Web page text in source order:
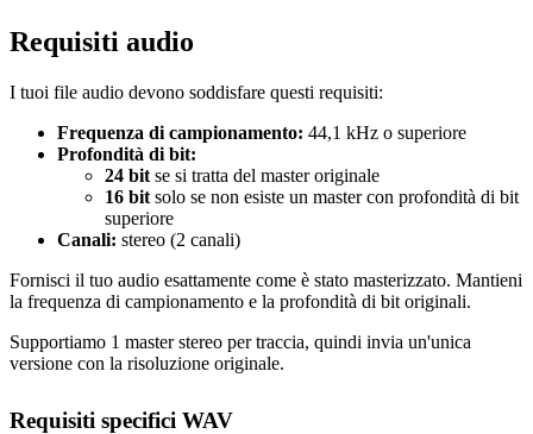
Requisiti audio
I tuoi file audio devono soddisfare questi requisiti:
Frequenza di campionamento: 44,1 kHz o superiore
Profondità di bit:
24 bit se si tratta del master originale
16 bit solo se non esiste un master con profondità di bit
superiore
Canali: stereo (2 canali)
Fornisci il tuo audio esattamente come è stato masterizzato. Mantieni
la frequenza di campionamento e la profondità di bit originali.
Supportiamo 1 master stereo per traccia, quindi invia un'unica
versione con la risoluzione originale.
Requisiti specifici WAV